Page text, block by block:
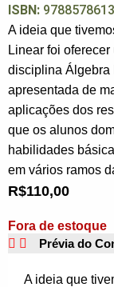
ISBN:
A ideia que
Linear foi
disciplina Álgebra
apresentada de
aplicações dos
que os alunos
habilidades
em vários ramos
R$110,00
Fora de estoque
Prévia do
A ideia que